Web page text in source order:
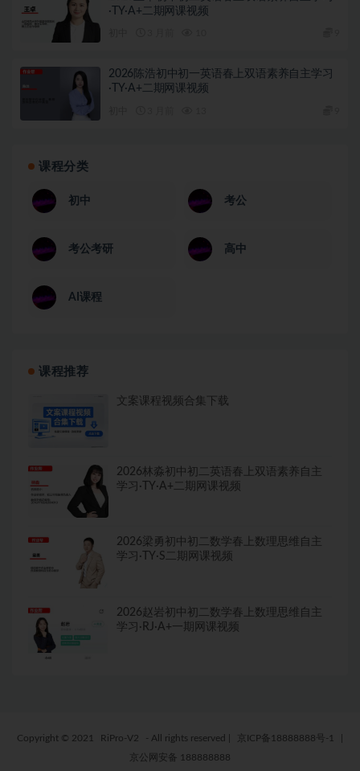
·TY·A+二期网课视频
2026陈浩初中初一英语春上双语素养自主学习
·TY·A+二期网课视频
课程分类
初中 考公
考公考研 高中
AI课程
课程推荐
文案课程视频合集下载
2026林淼初中初二英语春上双语素养自主
学习·TY·A+二期网课视频
2026梁勇初中初二数学春上数理思维自主
学习·TY·S二期网课视频
2026赵岩初中初二数学春上数理思维自主
学习·RJ·A+一期网课视频
Copyright © 2021 RiPro-V2 - All rights reserved 京ICP备18888888号-1
京公网安备 188888888